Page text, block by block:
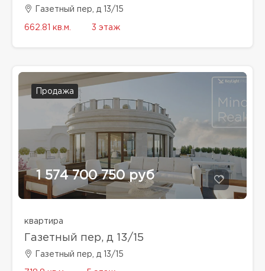
Газетный пер, д 13/15
662.81 кв.м. 3 этаж
Продажа
1 574 700 750 руб
квартира
Газетный пер, д 13/15
Газетный пер, д 13/15